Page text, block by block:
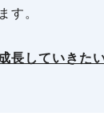
す。
長していきた